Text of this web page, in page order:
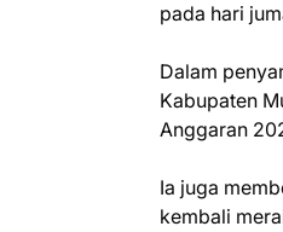
pada hari
Dalam
Kabupaten
Anggaran
Ia juga
kembali